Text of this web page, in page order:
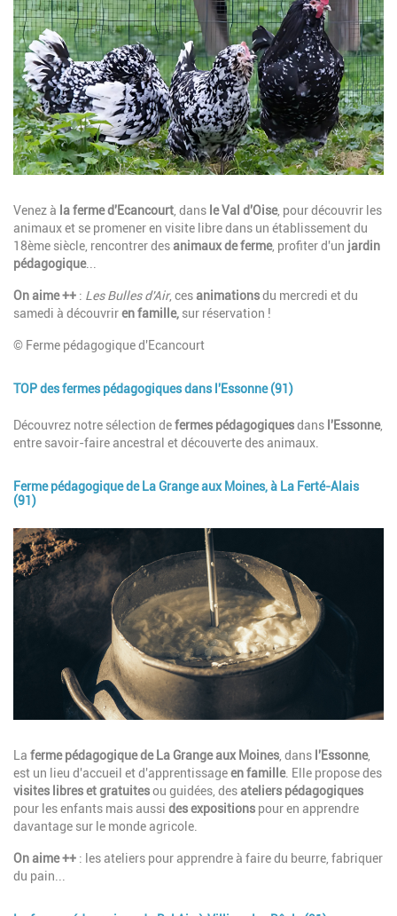
Description
Venez à la ferme d'Ecancourt, dans le Val d'Oise, pour découvrir les
animaux et se promener en visite libre dans un établissement du
18ème siècle, rencontrer desanimaux de ferme, profiter d'un jardin
pédagogique...
On aime ++ : Les Bulles d'Air, cesanimationsdu mercredi et du
samedi à découvriren famille, sur réservation !
© Ferme pédagogique d'Ecancourt
TOP des fermes pédagogiques dans l'Essonne (91)
Description
Découvrez notre sélection defermes pédagogiquesdans l'Essonne,
entre savoir-faire ancestral et découverte des animaux.
Ferme pédagogique de La Grange aux Moines, à La Ferté-Alais
(91)
Image
Description
La ferme pédagogique de La Grange aux Moines , dans l'Essonne,
est un lieu d'accueil et d'apprentissageen famille. Elle propose des
visites libres et gratuitesou guidées, desateliers pédagogiques
pour les enfants mais aussi des expositions pour en apprendre
davantage sur le monde agricole.
On aime ++ : les ateliers pour apprendre à faire du beurre, fabriquer
du pain...